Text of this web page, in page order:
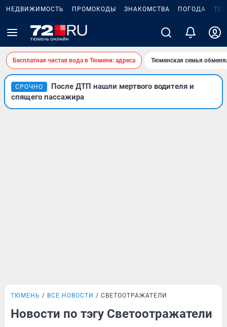
НЕДВИЖИМОСТЬ ПРОМОКОДЫ ЗНАКОМСТВА ПОГОДА
Бесплатная чистая вода в Тюмени: адреса Тюменская семья
СРОЧНО
После ДТП нашли мертвого водителя и
спящего пассажира
ТЮМЕНЬ ВСЕ НОВОСТИ СВЕТООТРАЖАТЕЛИ
Новости по тэгу Светоотражатели